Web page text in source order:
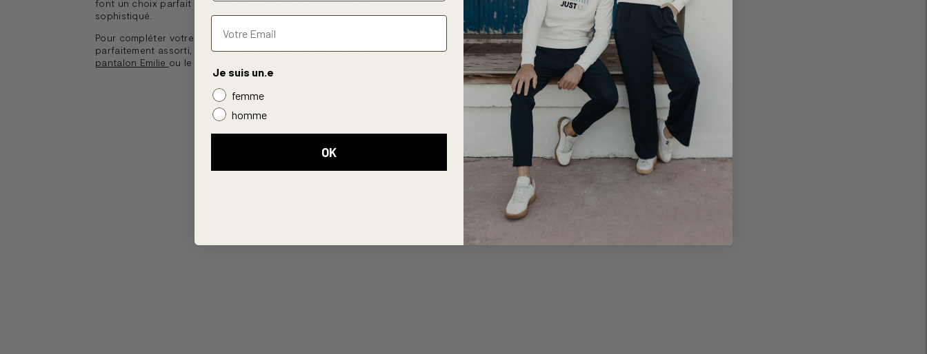
font un choix parfait pour un look à la fois décontracté et
sophistiqué.
Pour compléter votre tenue et obtenir un ensemble de tennis
parfaitement assorti, vous pouvez associer ce polo avec le
pantalon Emilie ou le
Je suis un.e
femme
homme
OK